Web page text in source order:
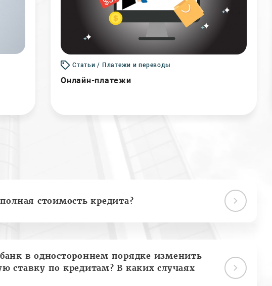
Статьи / Платежи и переводы
Онлайн-платежи
стоимость кредита?
в одностороннем порядке изменить
ставку по кредитам? В каких случаях